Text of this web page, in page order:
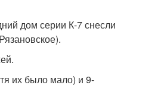
дом серии К-7 снесли
их было мало) и 9-